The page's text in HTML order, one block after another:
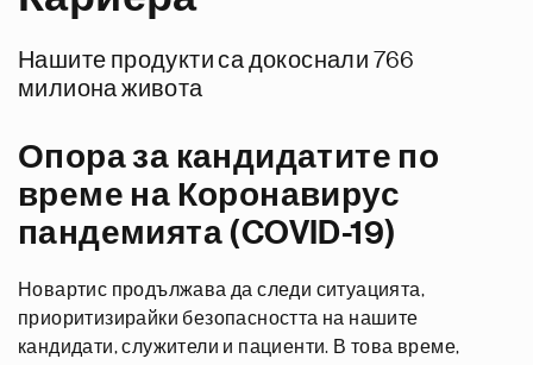
Нашите продукти са докоснали 766
милиона живота
Опора за кандидатите по
време на Коронавирус
пандемията (COVID-19)
Новартис продължава да следи ситуацията,
приоритизирайки безопасността на нашите
кандидати, служители и пациенти. В това време,